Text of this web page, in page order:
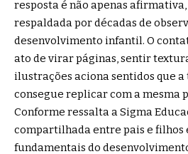
resposta é não apenas
respaldada por décadas de
desenvolvimento infantil. O
ato de virar páginas, sentir
ilustrações aciona sentidos que
consegue replicar com a mesma
Conforme ressalta a Sigma
compartilhada entre pais e filhos
fundamentais do